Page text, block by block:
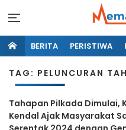
BERITA PERISTIWA
TAG: PELUNCURAN
Tahapan Pilkada Dimulai,
Kendal Ajak Masyarakat